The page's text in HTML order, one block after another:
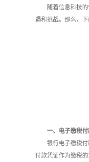
随着信息科技
遇和挑战。那么，
一、电子缴税
银行电子缴税
付款凭证作为缴税